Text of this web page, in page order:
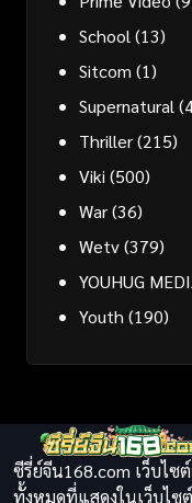
School (13)
Sitcom (1)
Supernatural
Thriller(215)
Viki (500)
War(36)
Wetv(379)
YOUHUG
Youth (190)
ซีรี่ย์จีน168.com เว็บไซ
ทั้งหมดที่แสดงในเว็บไซ